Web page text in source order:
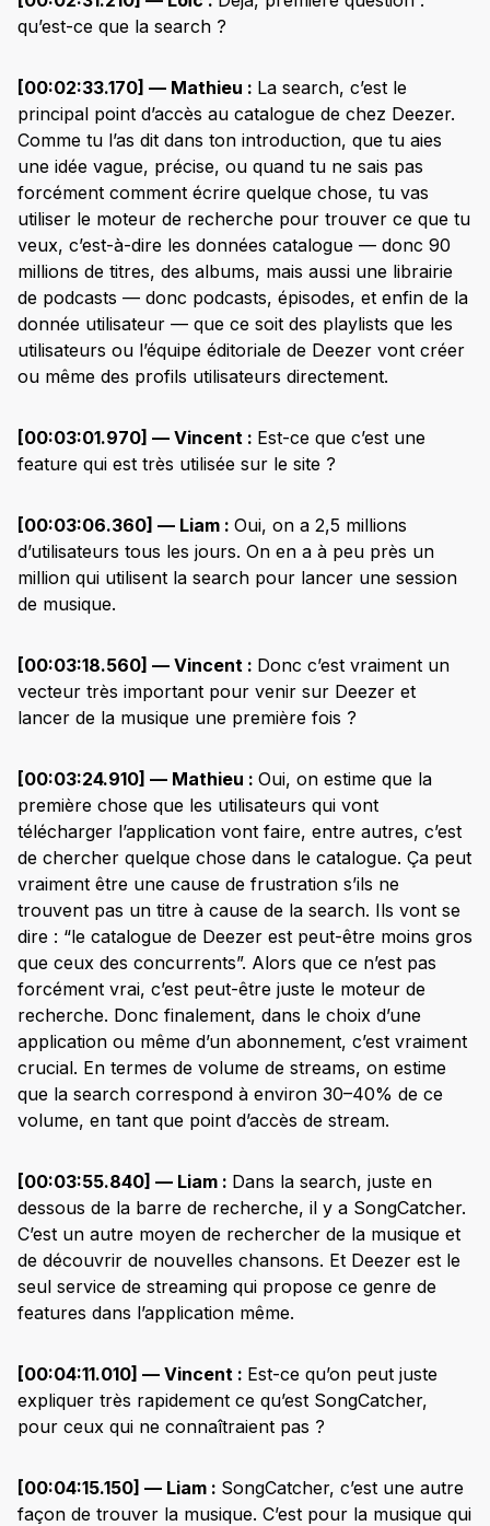
qu’est-ce que la search ?
[00:02:33.170] — Mathieu : La search, c’est le
principal point d’accès au catalogue de chez Deezer.
Comme tu l’as dit dans ton introduction, que tu aies
une idée vague, précise, ou quand tu ne sais pas
forcément comment écrire quelque chose, tu vas
utiliser le moteur de recherche pour trouver ce que tu
veux, c’est-à-dire les données catalogue — donc 90
millions de titres, des albums, mais aussi une librairie
de podcasts — donc podcasts, épisodes, et enfin de la
donnée utilisateur — que ce soit des playlists que les
utilisateurs ou l’équipe éditoriale de Deezer vont créer
ou même des profils utilisateurs directement.
[00:03:01.970] — Vincent : Est-ce que c’est une
feature qui est très utilisée sur le site ?
[00:03:06.360] — Liam : Oui, on a 2,5 millions
d’utilisateurs tous les jours. On en a à peu près un
million qui utilisent la search pour lancer une session
de musique.
[00:03:18.560] — Vincent : Donc c’est vraiment un
vecteur très important pour venir sur Deezer et
lancer de la musique une première fois ?
[00:03:24.910] — Mathieu : Oui, on estime que la
première chose que les utilisateurs qui vont
télécharger l’application vont faire, entre autres, c’est
de chercher quelque chose dans le catalogue. Ça peut
vraiment être une cause de frustration s’ils ne
trouvent pas un titre à cause de la search. Ils vont se
dire : “le catalogue de Deezer est peut-être moins gros
que ceux des concurrents”. Alors que ce n’est pas
forcément vrai, c’est peut-être juste le moteur de
recherche. Donc finalement, dans le choix d’une
application ou même d’un abonnement, c’est vraiment
crucial. En termes de volume de streams, on estime
que la search correspond à environ 30–40% de ce
volume, en tant que point d’accès de stream.
[00:03:55.840] — Liam : Dans la search, juste en
dessous de la barre de recherche, il y a SongCatcher.
C’est un autre moyen de rechercher de la musique et
de découvrir de nouvelles chansons. Et Deezer est le
seul service de streaming qui propose ce genre de
features dans l’application même.
[00:04:11.010] — Vincent : Est-ce qu’on peut juste
expliquer très rapidement ce qu’est SongCatcher,
pour ceux qui ne connaîtraient pas ?
[00:04:15.150] — Liam : SongCatcher, c’est une autre
façon de trouver la musique. C’est pour la musique qui